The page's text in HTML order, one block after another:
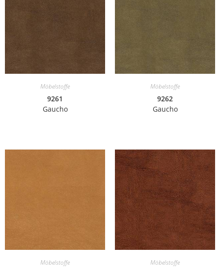
Möbelstoffe
9261
Gaucho
Möbelstoffe
9262
Gaucho
Möbelstoffe Möbelstoffe